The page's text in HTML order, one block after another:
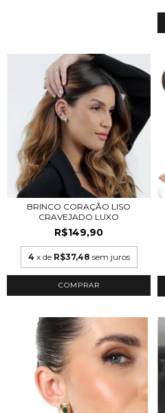
BRINCO CORAÇÃO LISO
CRAVEJADO LUXO
R$149,90
4 x de R$37,48 sem juros